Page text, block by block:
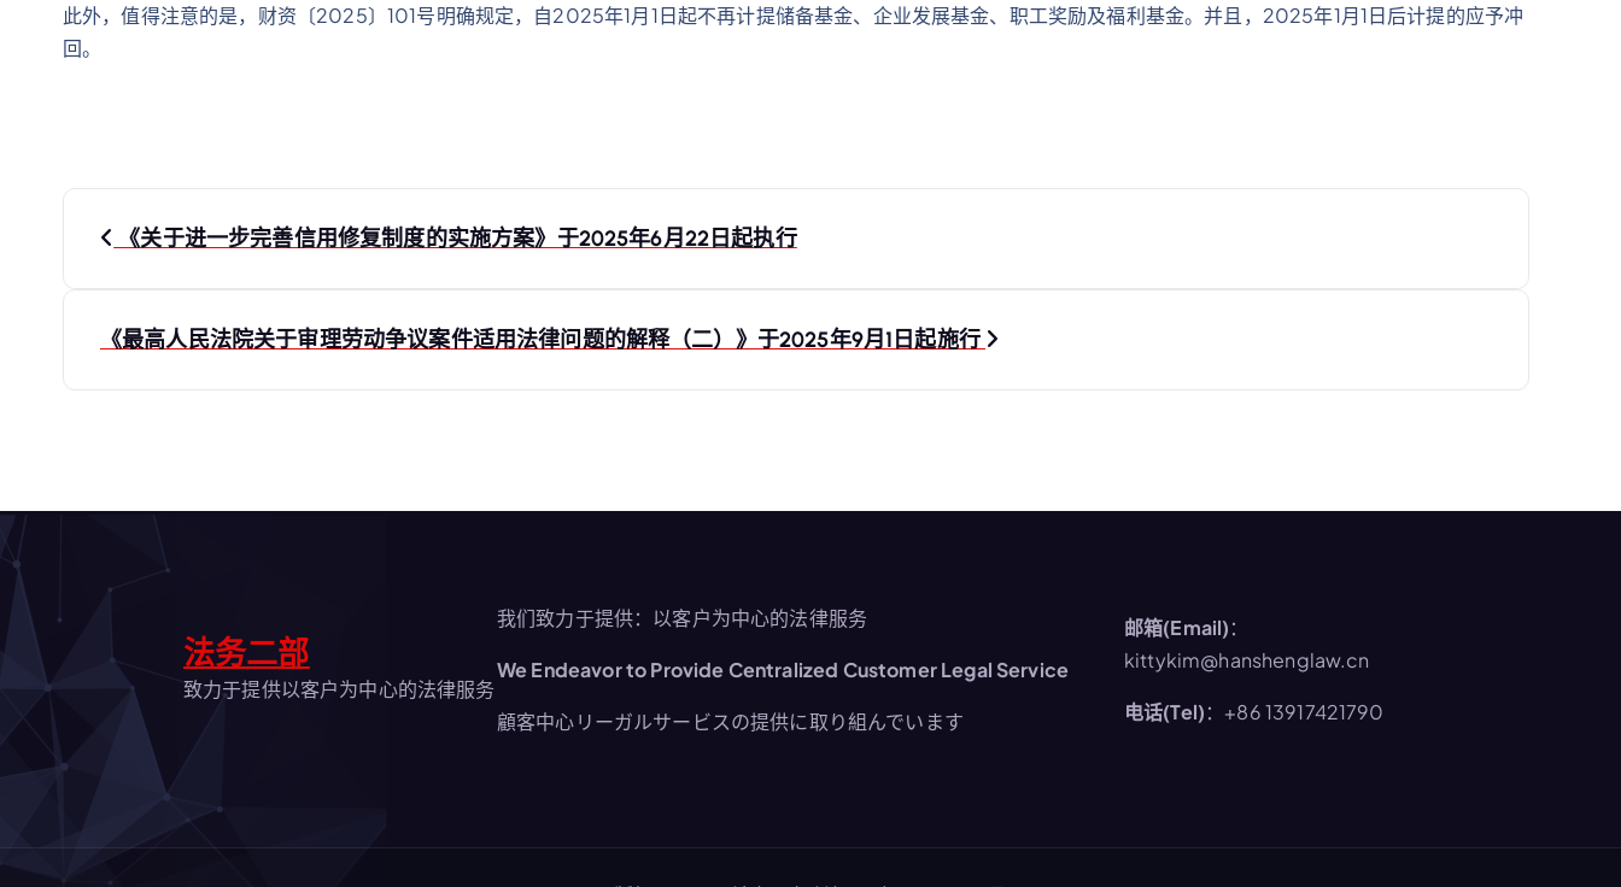
此外，值得注意的是，财资〔2025〕101号明确规定，自2025年1月1日起不再计提储备基金、企业发展基金、职工奖励及福利基金。并且，2025年1月1日后计提的应予冲
回。
文
导
《关于进一步完善信用修复制度的实施方案》于2025年6月22日起执行
《最高人民法院关于审理劳动争议案件适用法律问题的解释（二）》于2025年9月1日起施行
法务二部
致力于提供以客户为中心的法律服务
我们致力于提供：以客户为中心的法律服务
We Endeavor to Provide Centralized Customer Legal Service
顧客中心リーガルサービスの提供に取り組んでいます
邮箱(Email)：
kittykim@hanshenglaw.cn
电话(Tel)：+86 13917421790